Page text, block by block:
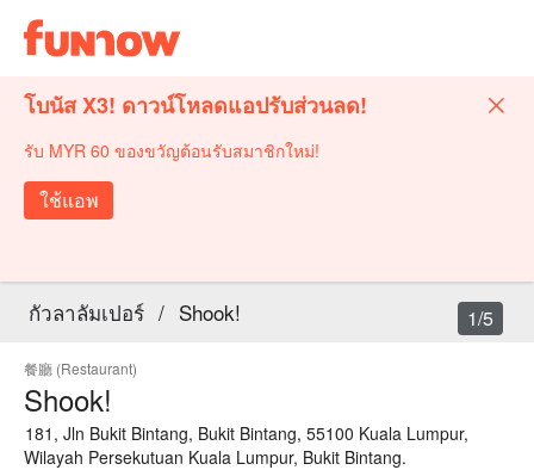
โบนัส X3! ดาวน์โหลดแอปรับส่วนลด!
รับ MYR 60 ของขวัญต้อนรับสมาชิกใหม่!
ใช้แอพ
กัวลาลัมเปอร์ / Shook!
餐廳 (Restaurant)
Shook!
181, Jln Bukit Bintang, Bukit Bintang, 55100 Kuala Lumpur,
Wilayah Persekutuan Kuala Lumpur, Bukit Bintang.
1/5